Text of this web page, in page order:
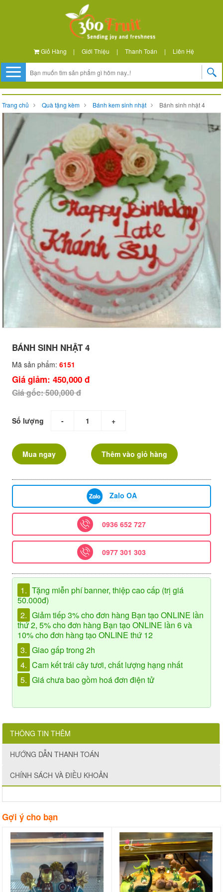
Giỏ Hàng | Giới Thiệu | Thanh Toán | Liên Hệ
Trang chủ Quà tặng kèm Bánh kem sinh nhật Bánh sinh nhật 4
BÁNH SINH NHẬT 4
Mã sản phẩm: 6151
Giá giảm: 450,000 đ
Giá gốc: 500,000 đ
Số lượng - +
Mua ngay Thêm vào giỏ hàng
Zalo OA
0936 652 727
0977 301 303
1. Tặng miễn phí banner, thiệp cao cấp (trị giá
50.000đ)
2. Giảm tiếp 3% cho đơn hàng Bạn tạo ONLINE lần
thứ 2, 5% cho đơn hàng Bạn tạo ONLINE lần 6 và
10% cho đơn hàng tạo ONLINE thứ 12
3. Giao gấp trong 2h
4. Cam kết trái cây tươi, chất lượng hạng nhất
5. Giá chưa bao gồm hoá đơn điện tử
THÔNG TIN THÊM
HƯỚNG DẪN THANH TOÁN
CHÍNH SÁCH VÀ ĐIỀU KHOẢN
Gợi ý cho bạn